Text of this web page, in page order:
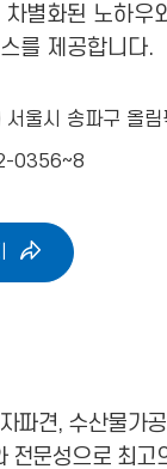
별화된 노하우
를 제공합니다.
울시 송파구 올
0356~8
파견, 수산물가
전문성으로 최고